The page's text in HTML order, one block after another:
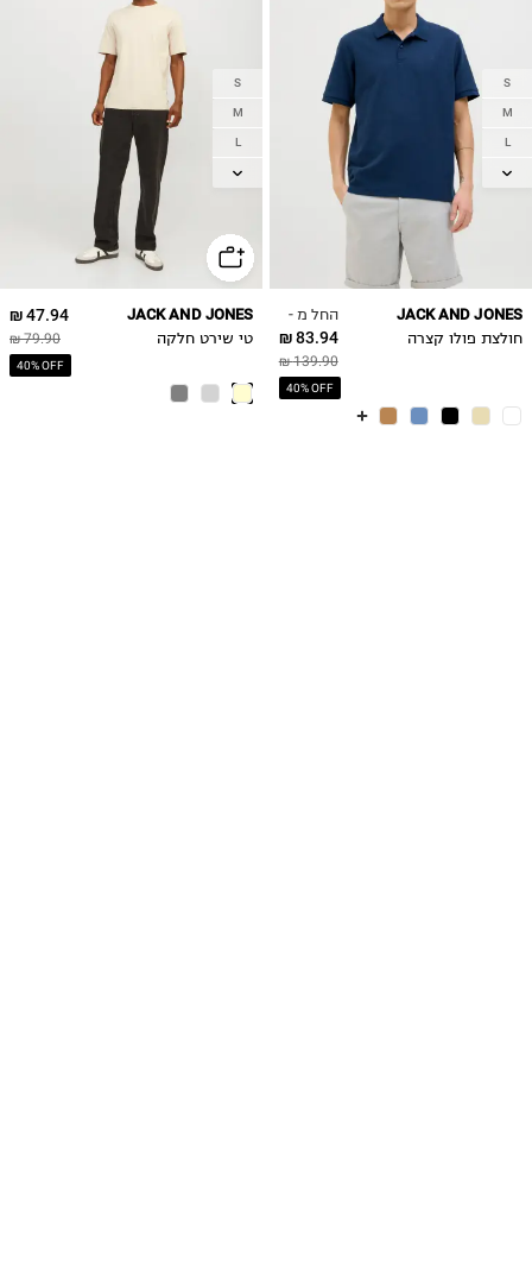
S
M
L
XL
החל מ -
83.94 ₪
139.90 ₪
40% OFF
JACK AND JONES
חולצת פולו קצרה
S
M
L
XL
47.94 ₪
79.90 ₪
40% OFF
JACK AND JONES
טי שירט חלקה